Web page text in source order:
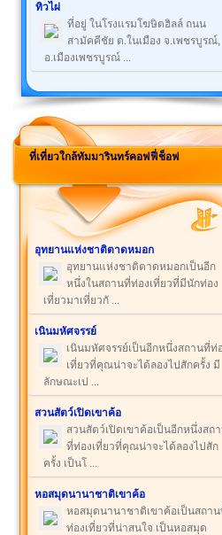
ทิวไผ่
ที่อยู่ ในโรงแรมโฆษิตฮิลล์ ถนน
สามัคคีชัย ต.ในเมือง จ.เพชรบูรณ์,
อ.เมืองเพชรบูรณ์ ...
ที่เที่ยวใกล้ทัมมารินทร์คอฟฟี่ช็อฟ
อุทยานแห่งชาติตาดหมอก
อุทยานแห่งชาติตาดหมอกเป็นอีก
หนึ่งในสถานที่ท่องเที่ยวที่มีนักท่อง
เที่ยวมาเที่ยวกั ...
เนินมหัศจรรย์
เนินมหัศจรรย์เป็นอีกหนึ่งสถานที่ท่
เที่ยวที่คุณน่าจะได้ลองไปสักครั้ง มี
ลักษณะเป ...
สวนสัตว์เปิดเขาค้อ
สวนสัตว์เปิดเขาค้อเป็นอีกหนึ่งสถ
ที่ท่องเที่ยวที่คุณน่าจะได้ลองไปสัก
ครั้ง เป็นโ ...
หอสมุดนานาชาติเขาค้อ
หอสมุดนานาชาติเขาค้อเป็นสถาน
ท่องเที่ยวที่น่าสนใจ เป็นหอสมุด